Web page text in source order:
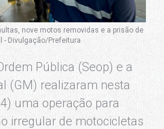
nove motos removidas e a prisão de
- Divulgação/Prefeitura
Pública (Seop) e a
(GM) realizaram nesta
uma operação para
irregular de motocicletas